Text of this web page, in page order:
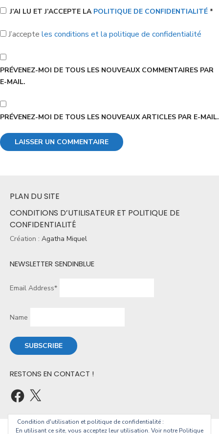
J’AI LU ET J’ACCEPTE LA POLITIQUE DE CONFIDENTIALITÉ *
J’accepte les conditions et la politique de confidentialité
PRÉVENEZ-MOI DE TOUS LES NOUVEAUX COMMENTAIRES PAR
E-MAIL.
PRÉVENEZ-MOI DE TOUS LES NOUVEAUX ARTICLES PAR E-MAIL.
PLAN DU SITE
CONDITIONS D’UTILISATEUR ET POLITIQUE DE
CONFIDENTIALITÉ
Création : Agatha Miquel
NEWSLETTER SENDINBLUE
Email Address*
Name
RESTONS EN CONTACT !
Condition d'utilisation et politique de confidentialité :
En utilisant ce site, vous acceptez leur utilisation. Voir notre Politique